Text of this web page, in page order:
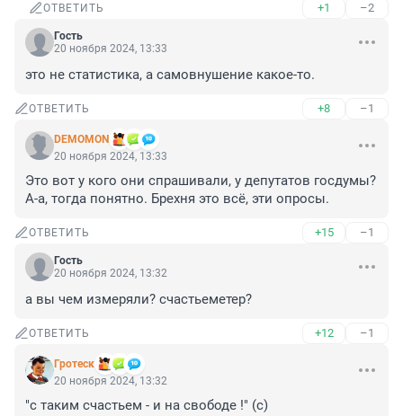
ОТВЕТИТЬ +1 –2
Гость
20 ноября 2024, 13:33
это не статистика, а самовнушение какое-то.
ОТВЕТИТЬ +8 –1
DEMOMON
20 ноября 2024, 13:33
Это вот у кого они спрашивали, у депутатов госдумы?
А-а, тогда понятно. Брехня это всё, эти опросы.
ОТВЕТИТЬ +15 –1
Гость
20 ноября 2024, 13:32
а вы чем измеряли? счастьеметер?
ОТВЕТИТЬ +12 –1
Гротеск
20 ноября 2024, 13:32
"с таким счастьем - и на свободе !" (с)